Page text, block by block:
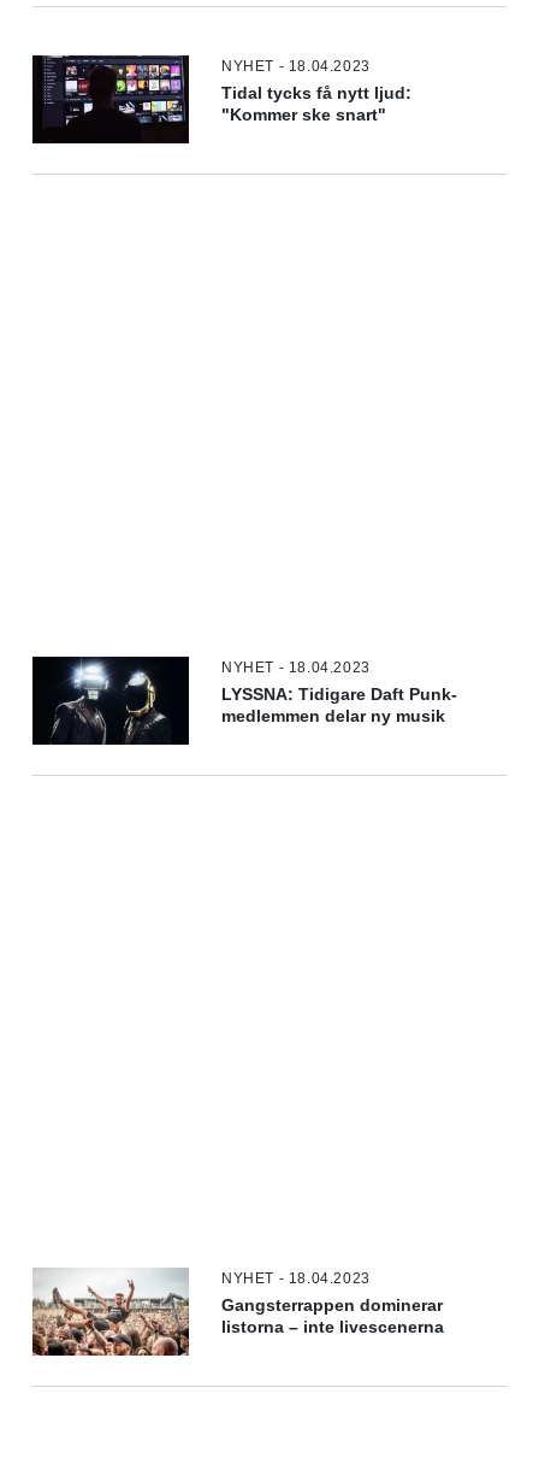
NYHET - 18.04.2023
Tidal tycks få nytt ljud:
"Kommer ske snart"
NYHET - 18.04.2023
LYSSNA: Tidigare Daft Punk-
medlemmen delar ny musik
NYHET - 18.04.2023
Gangsterrappen dominerar
listorna – inte livescenerna